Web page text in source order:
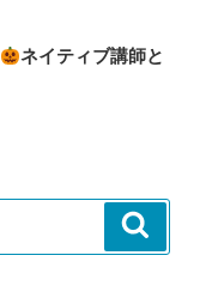
ネイティブ講師と